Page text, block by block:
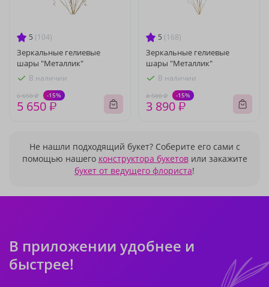
5 (104)
Зеркальные гелиевые
шары "Металлик"
В наличии
6 650 ₽ -15%
5 650 ₽
5 (168)
Зеркальные гелиевые
шары "Металлик"
В наличии
4 580 ₽ -15%
3 890 ₽
Не нашли подходящий букет? Соберите его сами с
помощью нашего конструктора букетовили закажите
букет от ведущего флориста!
В приложении удобнее и
быстрее!